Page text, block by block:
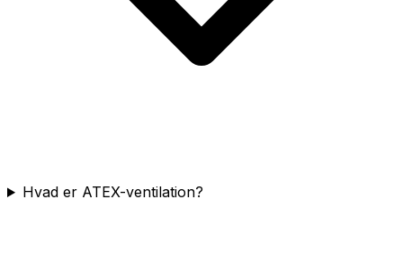
Hvad er ATEX-ventilation?